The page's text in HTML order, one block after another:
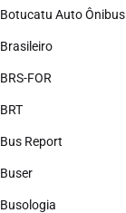
Botucatu Auto Ônibus
Brasileiro
BRS-FOR
BRT
Bus Report
Buser
Busologia